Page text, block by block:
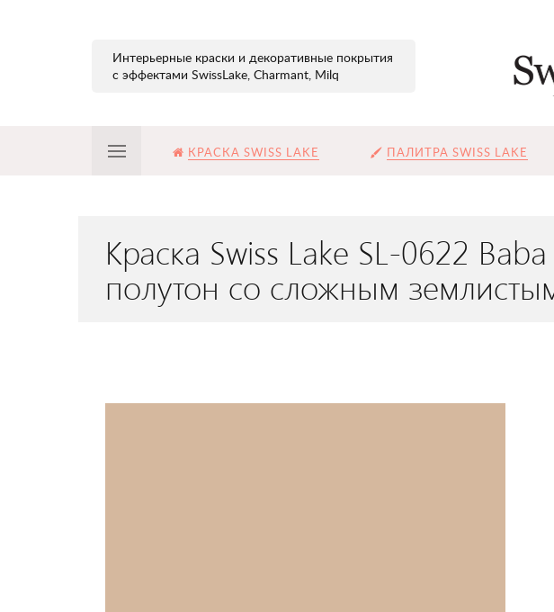
Интерьерные краски и декоративные покрытия
с эффектами SwissLake, Charmant, Milq
КРАСКА SWISS LAKE ПАЛИТРА SWISS LAKE
Краска Swiss Lake SL-0622
полутон со сложным